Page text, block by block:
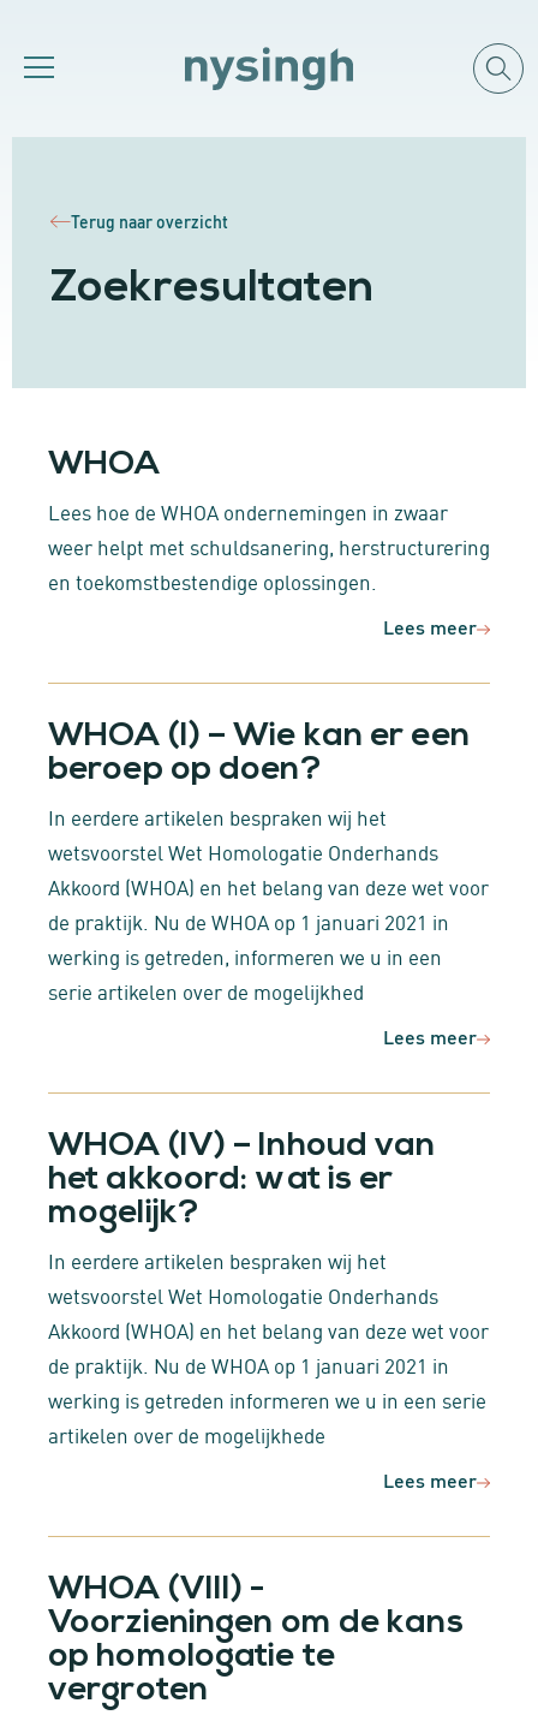
Terug naar overzicht
Zoekresultaten
WHOA
Lees hoe de WHOA ondernemingen in zwaar
weer helpt met schuldsanering, herstructurering
en toekomstbestendige oplossingen.
Lees meer
WHOA (I) – Wie kan er een
beroep op doen?
In eerdere artikelen bespraken wij het
wetsvoorstel Wet Homologatie Onderhands
Akkoord (WHOA) en het belang van deze wet voor
de praktijk. Nu de WHOA op 1 januari 2021 in
werking is getreden, informeren we u in een
serie artikelen over de mogelijkhed
Lees meer
WHOA (IV) – Inhoud van
het akkoord: wat is er
mogelijk?
In eerdere artikelen bespraken wij het
wetsvoorstel Wet Homologatie Onderhands
Akkoord (WHOA) en het belang van deze wet voor
de praktijk. Nu de WHOA op 1 januari 2021 in
werking is getreden informeren we u in een serie
artikelen over de mogelijkhede
Lees meer
WHOA (VIII) -
Voorzieningen om de kans
op homologatie te
vergroten